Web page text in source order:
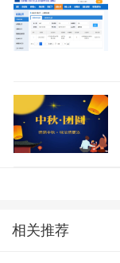
相关推荐